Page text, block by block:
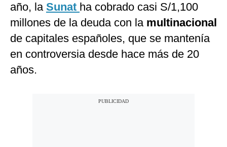
año, la Sunat ha cobrado casi S/1,100
millones de la deuda con la multinacional
de capitales españoles, que se mantenía
en controversia desde hace más de 20
años.